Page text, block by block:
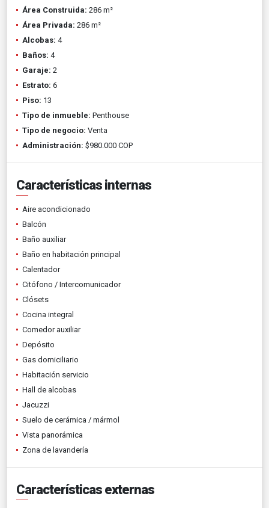
Área Construida: 286 m²
Área Privada: 286 m²
Alcobas: 4
Baños: 4
Garaje: 2
Estrato: 6
Piso: 13
Tipo de inmueble: Penthouse
Tipo de negocio: Venta
Administración: $980.000 COP
Características internas
Aire acondicionado
Balcón
Baño auxiliar
Baño en habitación principal
Calentador
Citófono / Intercomunicador
Clósets
Cocina integral
Comedor auxiliar
Depósito
Gas domiciliario
Habitación servicio
Hall de alcobas
Jacuzzi
Suelo de cerámica / mármol
Vista panorámica
Zona de lavandería
Características externas